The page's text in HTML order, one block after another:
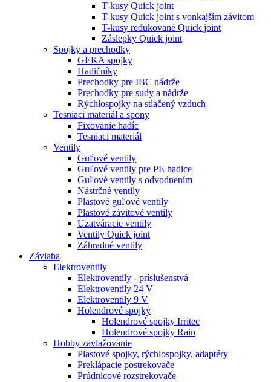
T-kusy Quick joint
T-kusy Quick joint s vonkajším závitom
T-kusy redukované Quick joint
Záslepky Quick joint
Spojky a prechodky
GEKA spojky
Hadičníky
Prechodky pre IBC nádrže
Prechodky pre sudy a nádrže
Rýchlospojky na stlačený vzduch
Tesniaci materiál a spony
Fixovanie hadíc
Tesniaci materiál
Ventily
Guľové ventily
Guľové ventily pre PE hadice
Guľové ventily s odvodnením
Nástrčné ventily
Plastové guľové ventily
Plastové závitové ventily
Uzatváracie ventily
Ventily Quick joint
Záhradné ventily
Závlaha
Elektroventily
Elektroventily - príslušenstvá
Elektroventily 24 V
Elektroventily 9 V
Holendrové spojky
Holendrové spojky Irritec
Holendrové spojky Rain
Hobby zavlažovanie
Plastové spojky, rýchlospojky, adaptéry
Preklápacie postrekovače
Prúdnicové rozstrekovače